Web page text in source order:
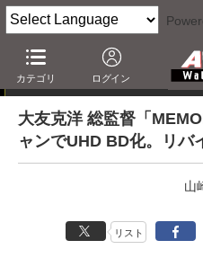
カテゴリ ログイン
ニュース
大友克洋 総監督「
ャンでUHD BD化。リバ
山
リスト